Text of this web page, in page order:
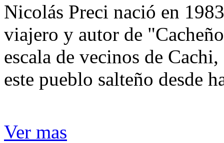
Nicolás Preci nació en
viajero y autor de
escala de vecinos de
este pueblo salteño desde
Ver mas